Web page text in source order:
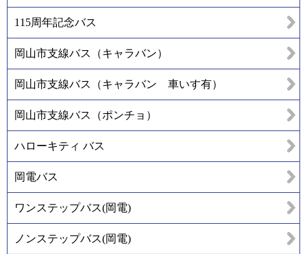
115周年記念バス
岡山市支線バス（キャラバン）
岡山市支線バス（キャラバン 車いす有）
岡山市支線バス（ポンチョ）
ハローキティ バス
岡電バス
ワンステップバス(岡電)
ノンステップバス(岡電)